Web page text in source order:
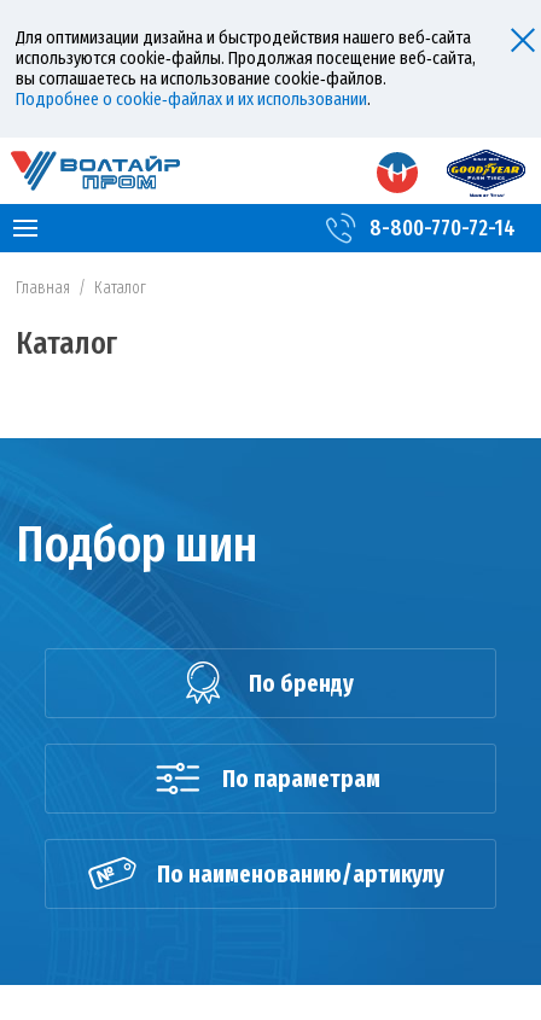
Для оптимизации дизайна и быстродействия нашего веб‑сайта
используются cookie‑файлы. Продолжая посещение веб‑сайта,
вы соглашаетесь на использование cookie‑файлов.
Подробнее о cookie‑файлах и их использовании.
8-800-770-72-14
Главная / Каталог
Каталог
Подбор шин
По бренду
По параметрам
По наименованию/артикулу